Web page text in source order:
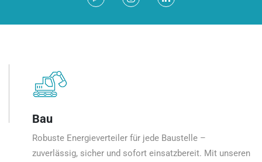
Bau
Robuste Energieverteiler für jede Baustelle –
zuverlässig, sicher und sofort einsatzbereit. Mit unseren